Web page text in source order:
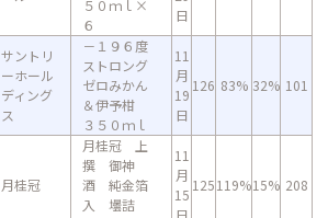
５０ｍｌ×
６
日
サントリ
ーホール
ディング
ス
－１９６度
ストロング
ゼロみかん
＆伊予柑
３５０ｍｌ
11
月
19
日
126 83% 32% 101
月桂冠
月桂冠 上
撰 御神
酒 純金箔
入 壜詰
11
月
15
日
125119%15% 208